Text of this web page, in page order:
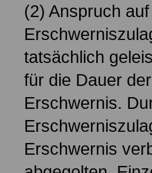
(2) Anspruch
tatsächlich
für die Dauer
Erschwernis.
Erschwernis